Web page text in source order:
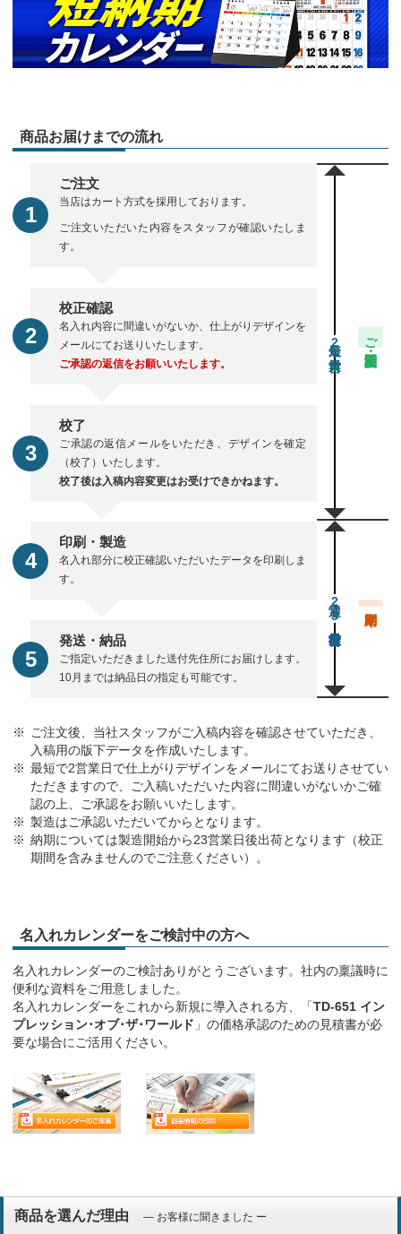
商品お届けまでの流れ
ご注文
当店はカート方式を採用しております。
ご注文いただいた内容をスタッフが確認いたしま
す。
校正確認
名入れ内容に間違いがないか、仕上がりデザインを
メールにてお送りいたします。
ご承認の返信をお願いいたします。
校了
ご承認の返信メールをいただき、デザインを確定
（校了）いたします。
校了後は入稿内容変更はお受けできかねます。
2 ご注文・校正期間
印刷・製造
名入れ部分に校正確認いただいたデータを印刷しま
す。
発送・納品
ご指定いただきました送付先住所にお届けします。
10月までは納品日の指定も可能です。
通常23営業日後出荷
ご注文後、当社スタッフがご入稿内容を確認させていただき、
入稿用の版下データを作成いたします。
最短で2営業日で仕上がりデザインをメールにてお送りさせてい
ただきますので、ご入稿いただいた内容に間違いがないかご確
認の上、ご承認をお願いいたします。
製造はご承認いただいてからとなります。
納期については製造開始から23営業日後出荷となります（校正
期間を含みませんのでご注意ください）。
名入れカレンダーをご検討中の方へ
名入れカレンダーのご検討ありがとうございます。社内の稟議時に
便利な資料をご用意しました。
名入れカレンダーをこれから新規に導入される方、「TD-651 イン
プレッション･オブ･ザ･ワールド 」の価格承認のための見積書が必
要な場合にご活用ください。
商品を選んだ理由 ― お客様に聞きました ー